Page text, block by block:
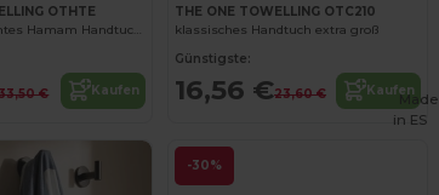
OTHTE
Luxuriöses Leichtes Hamam Handtuch mit Fransen
€ Kaufen
THE ONE TOWELLING OTC210
klassisches Handtuch extra groß
Günstigste:
16,56 €23,60 € Kaufen
-30%
Made
in ES